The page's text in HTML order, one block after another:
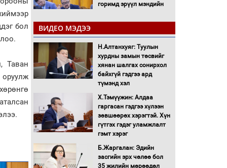
бол
Таван
оруулж
горимд эрүүл мэндийн
Нөөцийн махны
худалдаа, борлуулалтыг
нээлттэй ил тод болгоно
Монгол Улс “COP17”-д
“Тал хээрийн
төлөвлөгөө”-гөө
танилцуулна
16 төрлийн эмийг нэг эх
үүсвэрээс худалдан авах
журмыг баталлаа
Бүх шатанд хэмнэлтийн
ВИДЕО МЭДЭЭ
Н.Алтанхуяг: Туулын
хурдны замын төсвийг
хянан шалгах сонирхол
байхгүй гэдгээ ард
түмэнд хэл
Х.Тэмүүжин: Алдаа
гаргасан гэдгээ хүлээн
зөвшөөрөх хэрэгтэй. Хүн
гүтгэх гэдэг уламжлалт
гэмт хэрэг
Б.Жаргалан: Эдийн
засгийн эрх чөлөө бол
35 жилийн мөрөөдөл